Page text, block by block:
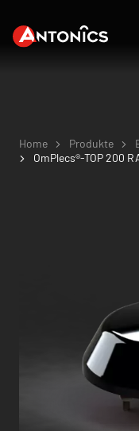
Home Produkte
OmPlecs®-TOP 200